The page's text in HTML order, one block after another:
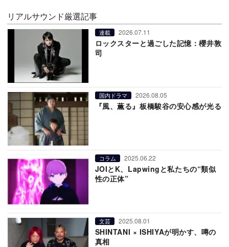
リアルサウンド厳選記事
連載 2026.07.11
ロックスターと過ごした記憶：櫻井敦
司
国内ドラマ 2026.08.05
『風、薫る』板橋駿谷の安心感が光る
コラム 2025.06.22
JOIとK、Lapwingと私たちの“類似
性の正体”
文芸 2025.08.01
SHINTANI × ISHIYAが明かす、噂の
真相